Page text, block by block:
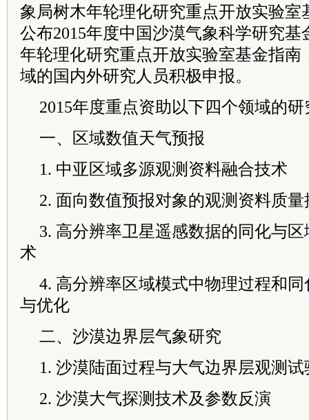
象局树木年轮理化研究重点开放实验室
公布2015年度中国沙漠气象科学研究
年轮理化研究重点开放实验室基金指南
域的国内外研究人员积极申报。
2015年度重点资助以下四个领域的
一、区域数值天气预报
1. 中亚区域多源观测资料融合技术
2. 面向数值预报对象的观测资料质
3. 高分辨率卫星遥感数据的同化与
术
4. 高分辨率区域模式中物理过程和
与优化
二、沙漠边界层气象研究
1. 沙漠陆面过程与大气边界层观测
2. 沙漠大气探测技术及参数反演